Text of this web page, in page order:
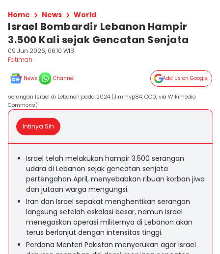
Home News World
Israel Bombardir Lebanon Hampir
3.500 Kali sejak Gencatan Senjata
09 Jun 2026, 06:10 WIB
Fatimah
News Channel Add Us on Google
serangan Israel di Lebanon pada 2024 (Jimmyp84, CC0, via Wikimedia
Commons)
Intinya Sih
Israel telah melakukan hampir 3.500 serangan
udara di Lebanon sejak gencatan senjata
pertengahan April, menyebabkan ribuan korban jiwa
dan jutaan warga mengungsi.
Iran dan Israel sepakat menghentikan serangan
langsung setelah eskalasi besar, namun Israel
menegaskan operasi militernya di Lebanon akan
terus berlanjut dengan intensitas tinggi.
Perdana Menteri Pakistan menyerukan agar Israel